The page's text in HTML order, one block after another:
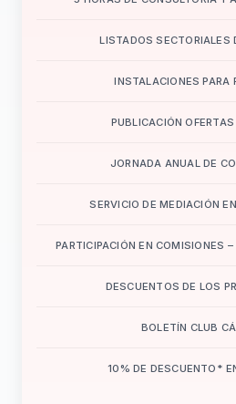
LISTADOS SECTORIALES
INSTALACIONES PARA
PUBLICACIÓN
JORNADA ANUAL DE
SERVICIO DE MEDIACIÓN
PARTICIPACIÓN EN COMISIONES
DESCUENTOS DE LOS
BOLETÍN CLUB
10% DE DESCUENTO*